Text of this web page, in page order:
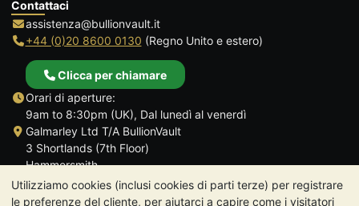
Utilizziamo cookies (inclusi cookies di parti terze) per registrare
le preferenze del cliente, per aiutarci a capire come i visitatori
Contattaci
assistenza@bullionvault.it
+44 (0)20 8600 0130 (Regno Unito e estero)
Clicca per chiamare
Orari di aperture:
9am to 8:30pm (UK), Dal lunedì al venerdì
Galmarley Ltd T/A BullionVault
3 Shortlands (7th Floor)
Hammersmith
Londra
W6 8DA